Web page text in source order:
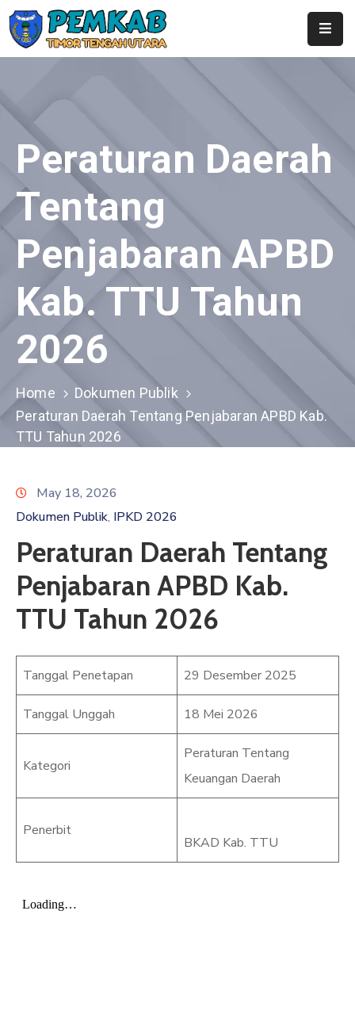
Pemerintahan
Berita
Layanan
Publikasi
Kontak
SubDomain
GHPR
Email
Peraturan Daerah
Tentang
Penjabaran APBD
Kab. TTU Tahun
2026
Home
Dokumen Publik
Peraturan Daerah Tentang Penjabaran APBD Kab.
TTU Tahun 2026
May 18, 2026
Dokumen Publik‚ IPKD 2026
Peraturan Daerah Tentang
Penjabaran APBD Kab.
TTU Tahun 2026
Tanggal Penetapan 29 Desember 2025
Tanggal Unggah 18 Mei 2026
Kategori
Peraturan Tentang
Keuangan Daerah
Penerbit
BKAD Kab. TTU